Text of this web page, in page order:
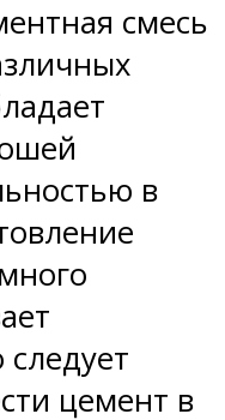
смесь
в
цемент в